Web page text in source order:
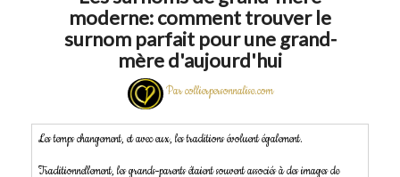
moderne: comment trouver le
surnom parfait pour une grand-
mère d'aujourd'hui
Par collierpersonnalise.com
Les temps changement, et avec eux, les traditions évoluent également.
Traditionnellement, les grands-parents étaient souvent associés à des images de